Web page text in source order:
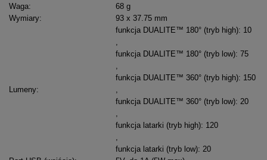
Waga:
68 g
Wymiary: 93 x 37.75 mm
Lumeny:
funkcja DUALITE™ 180° (tryb high): 10
,
funkcja DUALITE™ 180° (tryb low): 75
,
funkcja DUALITE™ 360° (tryb high): 150
,
funkcja DUALITE™ 360° (tryb low): 20
,
funkcja latarki (tryb high): 120
,
funkcja latarki (tryb low): 20